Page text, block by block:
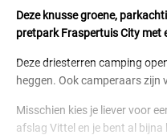
Deze knusse groene,
pretpark Fraspertuis City met
Deze driesterren camping
heggen. Ook camperaars
Misschien kies je liever voor
afslag Vittel en je bent al